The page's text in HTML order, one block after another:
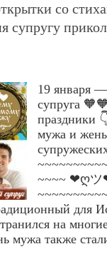
со
супругу
19 января
супруга
праздники
мужа и
~~~~ ❤ღ
для
на
мужа также